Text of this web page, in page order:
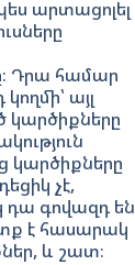
արտացոլել
Դրա համար
այլ
կարծիքները
կարծիքները
չէ,
դա գովազդ են
է հասարակ
և շատ։